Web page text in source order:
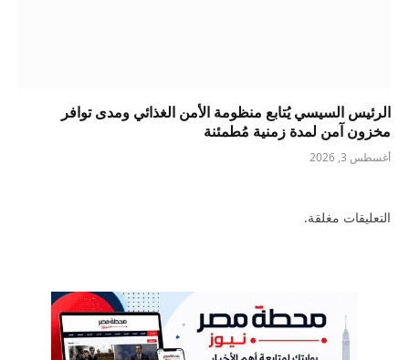
الرئيس السيسي يُتابع منظومة الأمن الغذائي ومدى توافر
مخزون آمن لمدة زمنية مُطمئنة
أغسطس 3, 2026
التعليقات مغلقة.